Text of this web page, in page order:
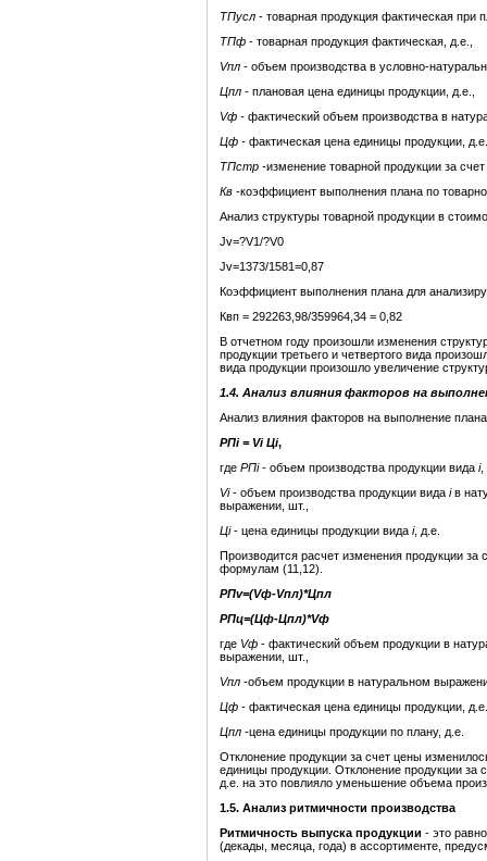
ТПусл - товарная продукция фактическая при
ТПф - товарная продукция фактическая, д.е.,
Vпл - объем производства в условно-
Цпл - плановая цена единицы продукции, д.е.,
Vф - фактический объем производства в
Цф - фактическая цена единицы продукции,
ТПстр -изменение товарной продукции за
Кв -коэффициент выполнения плана по
Анализ структуры товарной продукции в
Jv=?V1/?V0
Jv=1373/1581=0,87
Коэффициент выполнения плана для
Квп = 292263,98/359964,34 = 0,82
В отчетном году произошли изменения
продукции третьего и четвертого вида
вида продукции произошло увеличение
1.4. Анализ влияния факторов на
Анализ влияния факторов на выполнение
РПi= Vi Цi,
где РПi- объем производства продукции вида i,
Vi- объем производства продукции вида iв
выражении, шт.,
Цi- цена единицы продукции вида i, д.е.
Производится расчет изменения продукции за
формулам (11,12).
РПv=(Vф-Vпл)*Цпл
РПц=(Цф-Цпл)*Vф
где Vф - фактический объем продукции в
выражении, шт.,
Vпл -объем продукции в натуральном
Цф - фактическая цена единицы продукции,
Цпл -цена единицы продукции по плану, д.е.
Отклонение продукции за счет цены
единицы продукции. Отклонение продукции
д.е. на это повлияло уменьшение объема
1.5. Анализ ритмичности производства
Ритмичность выпуска продукции - это
(декады, месяца, года) в ассортименте,